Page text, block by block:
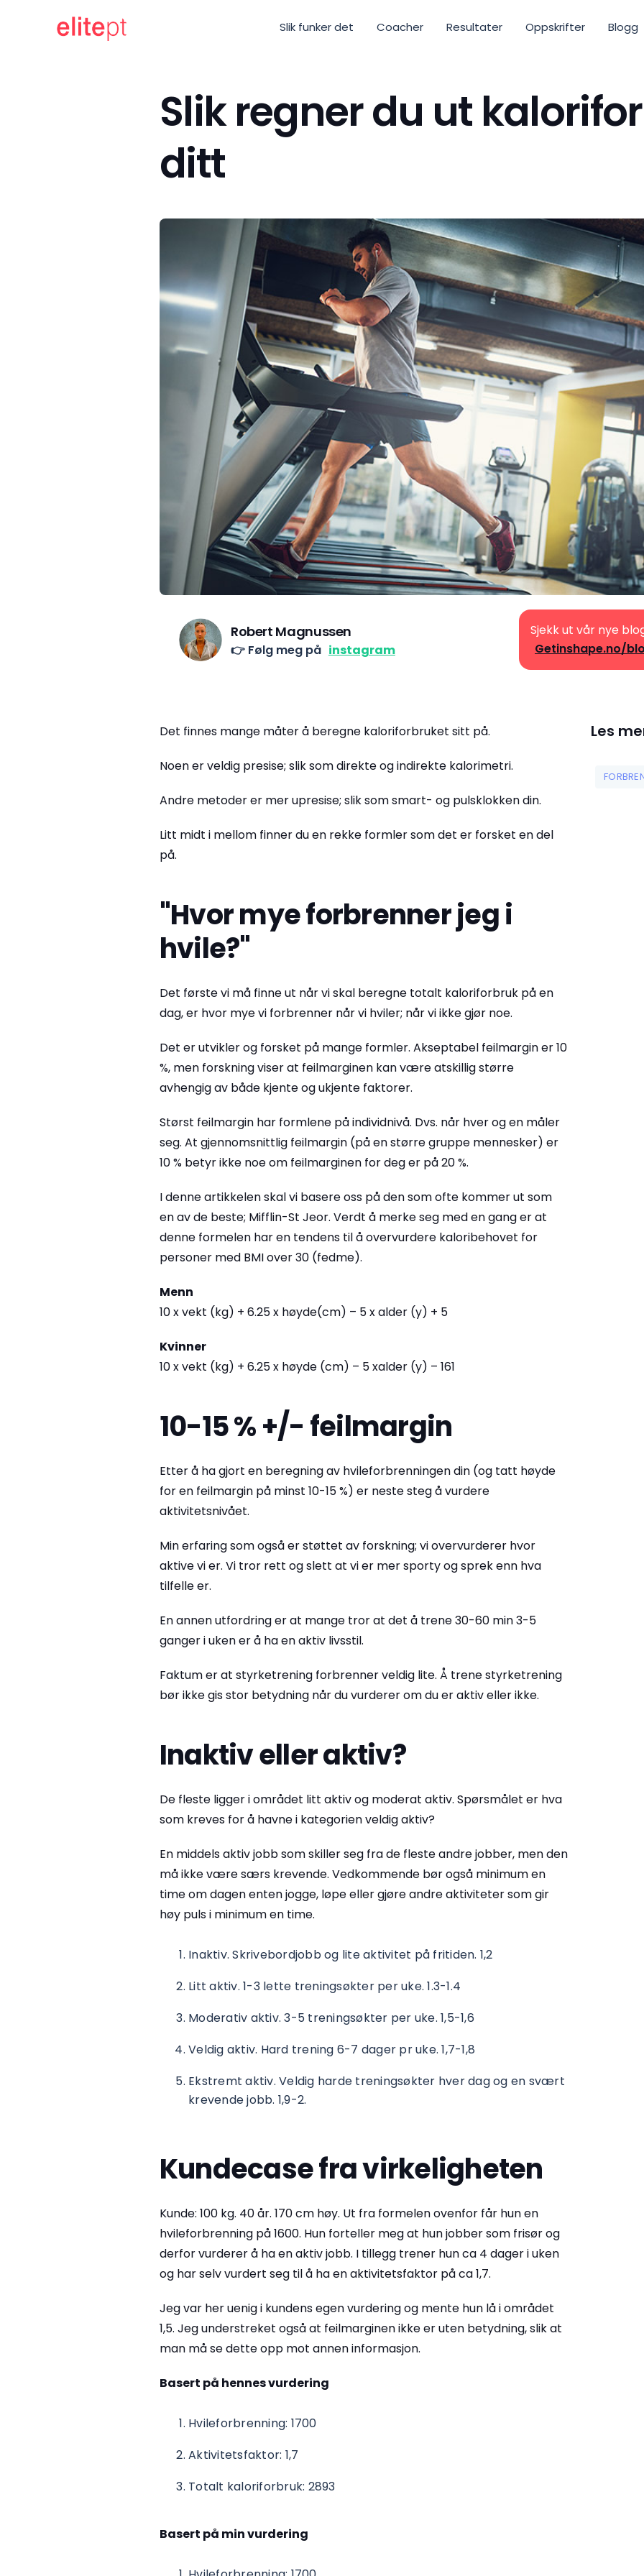
Slik funker det Coacher Resultater Oppskrifter Blogg
Slik regner du ut
ditt
Robert Magnussen
👉 Følg meg på instagram
Sjekk ut vår nye
Getinshape.no/
Det finnes mange måter å beregne kaloriforbruket sitt på.
Noen er veldig presise; slik som direkte og indirekte kalorimetri.
Andre metoder er mer upresise; slik som smart- og pulsklokken din.
Litt midt i mellom finner du en rekke formler som det er forsket en del
på.
"Hvor mye forbrenner jeg i
hvile?"
Det første vi må finne ut når vi skal beregne totalt kaloriforbruk på en
dag, er hvor mye vi forbrenner når vi hviler; når vi ikke gjør noe.
Det er utvikler og forsket på mange formler. Akseptabel feilmargin er 10
%, men forskning viser at feilmarginen kan være atskillig større
avhengig av både kjente og ukjente faktorer.
Størst feilmargin har formlene på individnivå. Dvs. når hver og en måler
seg. At gjennomsnittlig feilmargin (på en større gruppe mennesker) er
10 % betyr ikke noe om feilmarginen for deg er på 20 %.
I denne artikkelen skal vi basere oss på den som ofte kommer ut som
en av de beste; Mifflin-St Jeor. Verdt å merke seg med en gang er at
denne formelen har en tendens til å overvurdere kaloribehovet for
personer med BMI over 30 (fedme).
Menn
10 x vekt (kg) + 6.25 x høyde(cm) – 5 x alder (y) + 5
Kvinner
10 x vekt (kg) + 6.25 x høyde (cm) – 5 xalder (y) – 161
10-15 % +/- feilmargin
Etter å ha gjort en beregning av hvileforbrenningen din (og tatt høyde
for en feilmargin på minst 10-15 %) er neste steg å vurdere
aktivitetsnivået.
Min erfaring som også er støttet av forskning; vi overvurderer hvor
aktive vi er. Vi tror rett og slett at vi er mer sporty og sprek enn hva
tilfelle er.
En annen utfordring er at mange tror at det å trene 30-60 min 3-5
ganger i uken er å ha en aktiv livsstil.
Faktum er at styrketrening forbrenner veldig lite. Å trene styrketrening
bør ikke gis stor betydning når du vurderer om du er aktiv eller ikke.
Inaktiv eller aktiv?
De fleste ligger i området litt aktiv og moderat aktiv. Spørsmålet er hva
som kreves for å havne i kategorien veldig aktiv?
En middels aktiv jobb som skiller seg fra de fleste andre jobber, men den
må ikke være særs krevende. Vedkommende bør også minimum en
time om dagen enten jogge, løpe eller gjøre andre aktiviteter som gir
høy puls i minimum en time.
Inaktiv. Skrivebordjobb og lite aktivitet på fritiden. 1,2
Litt aktiv. 1-3 lette treningsøkter per uke. 1.3-1.4
Moderativ aktiv. 3-5 treningsøkter per uke. 1,5-1,6
Veldig aktiv. Hard trening 6-7 dager pr uke. 1,7-1,8
Ekstremt aktiv. Veldig harde treningsøkter hver dag og en svært
krevende jobb. 1,9-2.
Kundecase fra virkeligheten
Kunde: 100 kg. 40 år. 170 cm høy. Ut fra formelen ovenfor får hun en
hvileforbrenning på 1600. Hun forteller meg at hun jobber som frisør og
derfor vurderer å ha en aktiv jobb. I tillegg trener hun ca 4 dager i uken
og har selv vurdert seg til å ha en aktivitetsfaktor på ca 1,7.
Jeg var her uenig i kundens egen vurdering og mente hun lå i området
1,5. Jeg understreket også at feilmarginen ikke er uten betydning, slik at
man må se dette opp mot annen informasjon.
Basert på hennes vurdering
Hvileforbrenning: 1700
Aktivitetsfaktor: 1,7
Totalt kaloriforbruk: 2893
Basert på min vurdering
Les